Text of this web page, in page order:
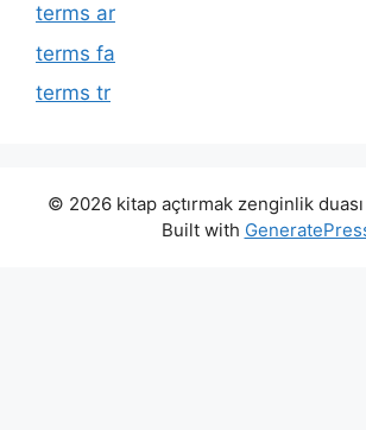
terms ar
terms fa
terms tr
© 2026 kitap açtırmak zenginlik
Built with